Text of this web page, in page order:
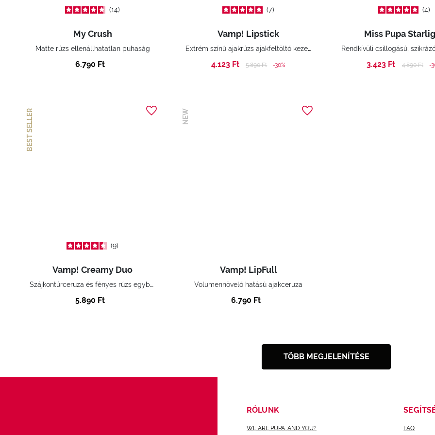
14
My Crush
Matte rúzs ellenállhatatlan puhaság
6.790 Ft
7
Vamp! Lipstick
Extrém színű ajakrúzs ajakfeltöltő kezeléssel.
4.123 Ft
Price reduced from
5.890 Ftto -30%
4
Miss Pupa
3.423 Ft
Price
4.890 Ftto -
BEST SELLER
9
Vamp! Creamy Duo
Szájkontúrceruza és fényes rúzs egyben
5.890 Ft
NEW
Vamp! LipFull
Volumennövelő hatású ajakceruza
6.790 Ft
TÖBB MEGJELENÍTÉSE
RÓLUNK
WE ARE PUPA. AND YOU? FAQ